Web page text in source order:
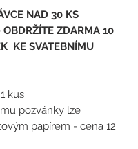
NAD 30 KS
ZDARMA 10
KE SVATEBNÍMU
kus
pozvánky lze
papírem - cena 12